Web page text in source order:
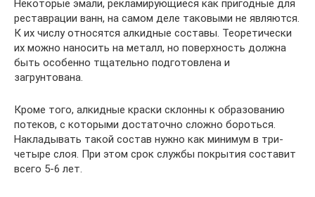
Некоторые эмали, рекламирующиеся как пригодные для
реставрации ванн, на самом деле таковыми не являются.
К их числу относятся алкидные составы. Теоретически
их можно наносить на металл, но поверхность должна
быть особенно тщательно подготовлена и
загрунтована.
Кроме того, алкидные краски склонны к образованию
потеков, с которыми достаточно сложно бороться.
Накладывать такой состав нужно как минимум в три-
четыре слоя. При этом срок службы покрытия составит
всего 5-6 лет.